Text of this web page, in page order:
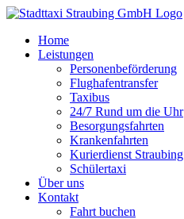
Zum
springenHome
Leistungen
Personenbeförderung
Flughafentransfer
Taxibus
24/7 Rund um die Uhr
Besorgungsfahrten
Krankenfahrten
Kurierdienst Straubing
Schülertaxi
Über uns
Kontakt
Fahrt buchen